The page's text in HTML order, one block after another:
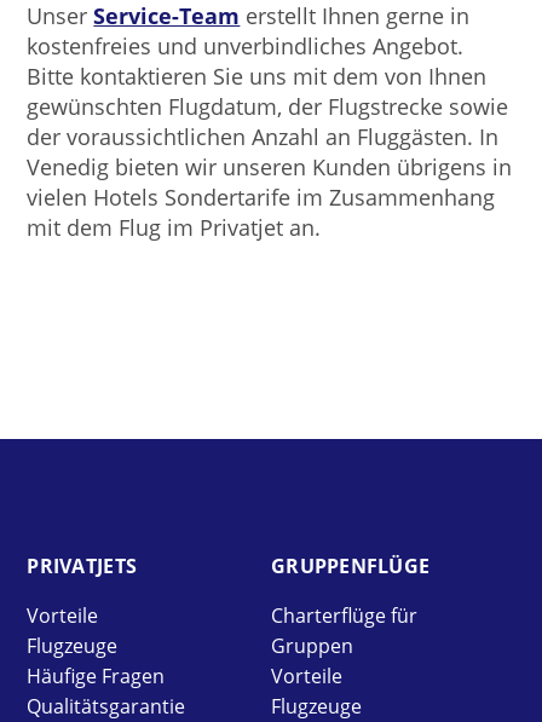
UnserService-Team erstellt Ihnen gerne in
kostenfreies und unverbindliches Angebot.
Bitte kontaktieren Sie uns mit dem von Ihnen
gewünschten Flugdatum, der Flugstrecke sowie
der voraussichtlichen Anzahl an Fluggästen. In
Venedig bieten wir unseren Kunden übrigens in
vielen Hotels Sondertarife im Zusammenhang
mit dem Flug im Privatjet an.
PRIVAT­JETS
Vorteile
Flugzeuge
Häufige Fragen
Qualitätsgarantie
GRUPPEN­FLÜGE
Charterflüge für
Gruppen
Vorteile
Flugzeuge